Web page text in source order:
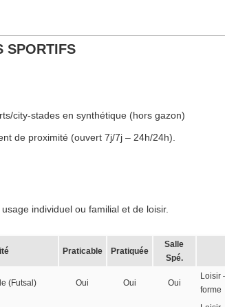
SPORTIFS
city-stades en synthétique (hors gazon)
de proximité (ouvert 7j/7j – 24h/24h).
individuel ou familial et de loisir.
Praticable Pratiquée
Salle
Spé.
(Futsal) Oui Oui Oui
Loisir
forme